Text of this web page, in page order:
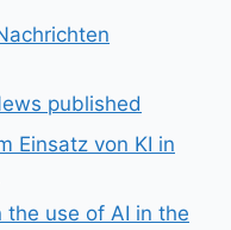
published
Einsatz von KI in
the use of AI in the